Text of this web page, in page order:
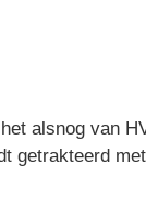
alsnog van
getrakteerd